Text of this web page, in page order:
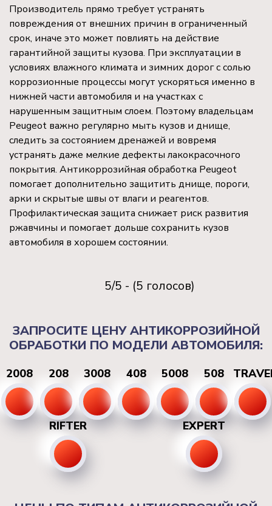
Производитель прямо требует устранять
повреждения от внешних причин в ограниченный
срок, иначе это может повлиять на действие
гарантийной защиты кузова. При эксплуатации в
условиях влажного климата и зимних дорог с солью
коррозионные процессы могут ускоряться именно в
нижней части автомобиля и на участках с
нарушенным защитным слоем. Поэтому владельцам
Peugeot важно регулярно мыть кузов и днище,
следить за состоянием дренажей и вовремя
устранять даже мелкие дефекты лакокрасочного
покрытия. Антикоррозийная обработка Peugeot
помогает дополнительно защитить днище, пороги,
арки и скрытые швы от влаги и реагентов.
Профилактическая защита снижает риск развития
ржавчины и помогает дольше сохранить кузов
автомобиля в хорошем состоянии.
5/5 - (5 голосов)
ЗАПРОСИТЕ ЦЕНУ АНТИКОРРОЗИЙНОЙ
ОБРАБОТКИ ПО МОДЕЛИ АВТОМОБИЛЯ:
2008 208 3008 408 5008 508
RIFTER EXPERT